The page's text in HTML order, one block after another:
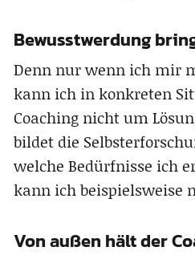
Bewusstwerdung
Denn nur wenn ich mir
kann ich in konkreten
Coaching nicht um
bildet die
welche Bedürfnisse ich
kann ich beispielsweise
Von außen hält der